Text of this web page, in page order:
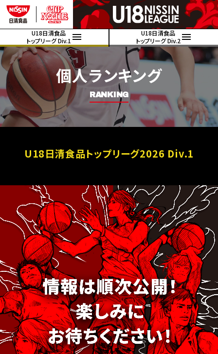
U18日清食品
トップリーグ Div.1
U18日清食品
トップリーグ Div.2
個人ランキング
RANKING
U18日清食品トップリーグ2026 Div.1